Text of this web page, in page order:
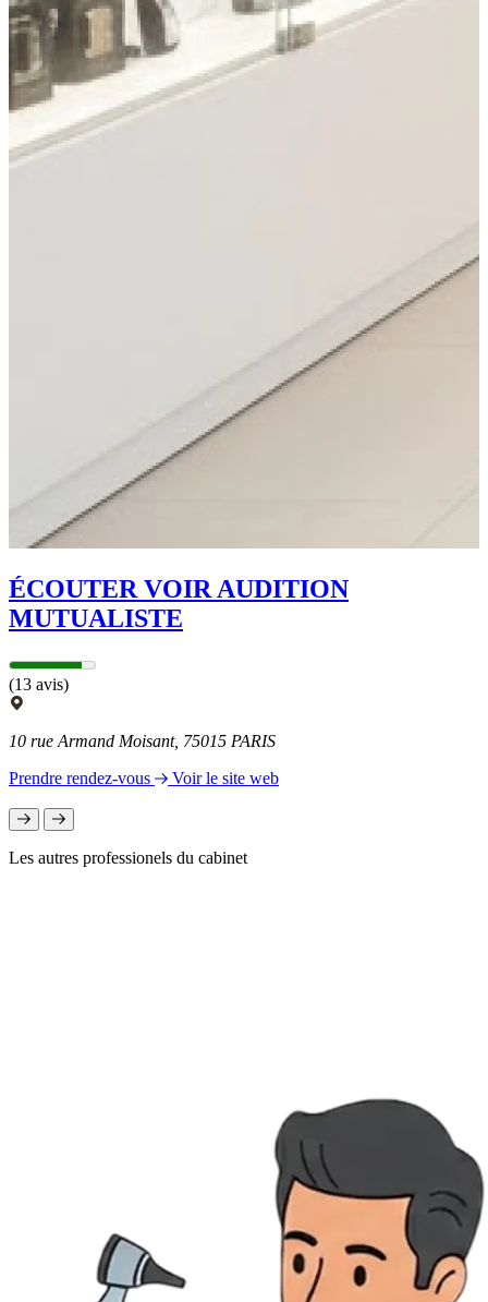
ÉCOUTER VOIR AUDITION
MUTUALISTE
(13 avis)
10 rue Armand Moisant, 75015 PARIS
Prendre rendez-vous
Voir le site web
Les autres professionels du cabinet